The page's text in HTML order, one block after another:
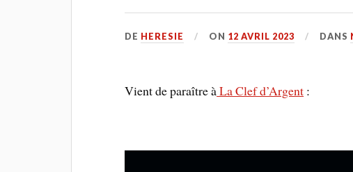
DE HERESIE ON 12 AVRIL 2023 DANS
Vient de paraître àLa Clef d’Argent :